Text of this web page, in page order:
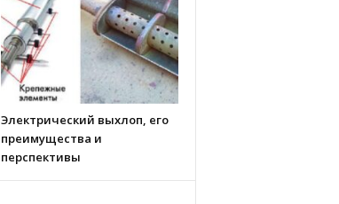
Электрический выхлоп, его
преимущества и
перспективы